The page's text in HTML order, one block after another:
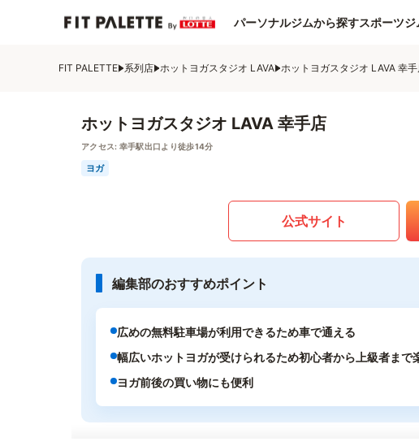
パーソナルジムから探すスポーツ
FIT PALETTE 系列店 ホットヨガスタジオ LAVA ホットヨガスタジオ LAVA 幸
ホットヨガスタジオ LAVA 幸手店
アクセス: 幸手駅出口より徒歩14分
ヨガ
公式サイト
編集部のおすすめポイント
広めの無料駐車場が利用できるため車で通える
幅広いホットヨガが受けられるため初心者から上級者まで
ヨガ前後の買い物にも便利